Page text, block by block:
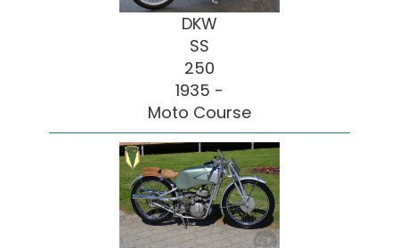
DKW
SS
250
1935 -
Moto Course